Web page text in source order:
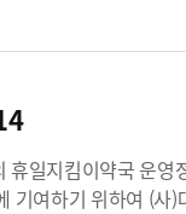
일지킴이약국 운영
기여하기 위하여 (사